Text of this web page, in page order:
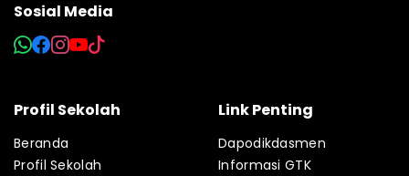
Sosial Media
Profil Sekolah
Beranda
Profil Sekolah
Link Penting
Dapodikdasmen
Informasi GTK